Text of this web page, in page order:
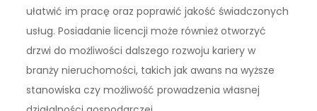
ułatwić im pracę oraz poprawić jakość świadczonych
usług. Posiadanie licencji może również otworzyć
drzwi do możliwości dalszego rozwoju kariery w
branży nieruchomości, takich jak awans na wyższe
stanowiska czy możliwość prowadzenia własnej